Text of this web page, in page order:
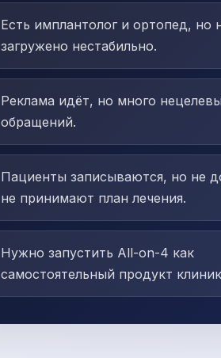
Есть имплантолог и ортопед, но
загружено нестабильно.
Реклама идёт, но много
обращений.
Пациенты записываются, но не
не принимают план лечения.
Нужно запустить All-on-4 как
самостоятельный продукт